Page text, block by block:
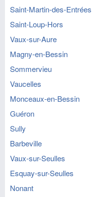
Saint-Martin-des-Entrées
Saint-Loup-Hors
Vaux-sur-Aure
Magny-en-Bessin
Sommervieu
Vaucelles
Monceaux-en-Bessin
Guéron
Sully
Barbeville
Vaux-sur-Seulles
Esquay-sur-Seulles
Nonant